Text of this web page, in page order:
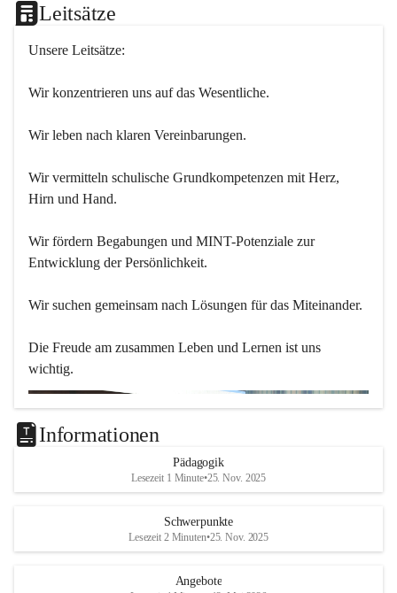
Leitsätze
Unsere Leitsätze:
Wir konzentrieren uns auf das Wesentliche.
Wir leben nach klaren Vereinbarungen.
Wir vermitteln schulische Grundkompetenzen mit Herz,
Hirn und Hand.
Wir fördern Begabungen und MINT-Potenziale zur
Entwicklung der Persönlichkeit.
Wir suchen gemeinsam nach Lösungen für das Miteinander.
Die Freude am zusammen Leben und Lernen ist uns
wichtig.
Informationen
Pädagogik
Lesezeit 1 Minute•25. Nov. 2025
Schwerpunkte
Lesezeit 2 Minuten•25. Nov. 2025
Angebote